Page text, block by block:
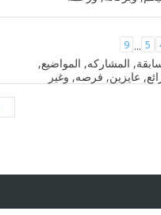
5
...
9